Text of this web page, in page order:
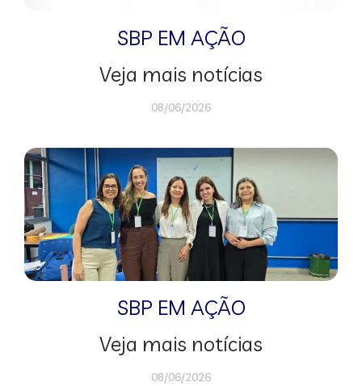
SBP EM AÇÃO
Veja mais notícias
08/06/2026
SBP EM AÇÃO
Veja mais notícias
08/06/2026